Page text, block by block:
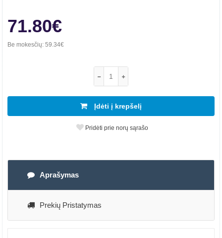
71.80€
Be mokesčių: 59.34€
Įdėti į krepšelį
Pridėti prie norų sąrašo
Aprašymas
Prekių Pristatymas